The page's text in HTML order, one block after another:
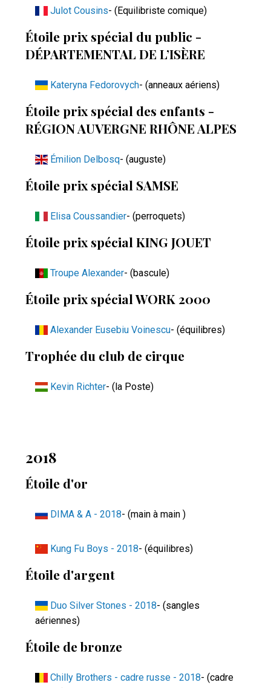
Julot Cousins- (Equilibriste comique)
Étoile prix spécial du public -
DÉPARTEMENTAL DE L’ISÈRE
Kateryna Fedorovych- (anneaux aériens)
Étoile prix spécial des enfants -
RÉGION AUVERGNE RHÔNE ALPES
Émilion Delbosq- (auguste)
Étoile prix spécial SAMSE
Elisa Coussandier- (perroquets)
Étoile prix spécial KING JOUET
Troupe Alexander- (bascule)
Étoile prix spécial WORK 2000
Alexander Eusebiu Voinescu- (équilibres)
Trophée du club de cirque
Kevin Richter- (la Poste)
2018
Étoile d'or
DIMA & A - 2018- (main à main )
Kung Fu Boys - 2018- (équilibres)
Étoile d'argent
Duo Silver Stones - 2018- (sangles
aériennes)
Étoile de bronze
Chilly Brothers - cadre russe - 2018- (cadre